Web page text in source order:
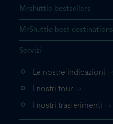
il prodotto che state
nuovamente, la
Mrshuttle bestsellers
MrShuttle best destinations
Servizi
Le nostre indicazioni
I nostri tour
I nostri trasferimenti